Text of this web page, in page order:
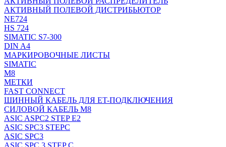
АКТИВНЫЙ ПОЛЕВОЙ ДИСТРИБЬЮТОР
NE724
HS 724
SIMATIC S7-300
DIN A4
МАРКИРОВОЧНЫЕ ЛИСТЫ
SIMATIC
M8
МЕТКИ
FAST CONNECT
ШИННЫЙ КАБЕЛЬ ДЛЯ ET-ПОДКЛЮЧЕНИЯ
СИЛОВОЙ КАБЕЛЬ M8
ASIC ASPC2 STEP E2
ASIC SPC3 STEPC
ASIC SPC3
ASIC SPC 3 STEP C